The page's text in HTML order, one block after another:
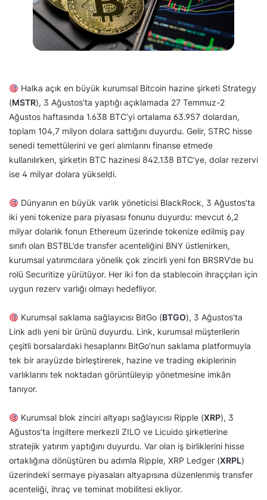
Halka açık en büyük kurumsal Bitcoin hazine şirketi Strategy
(MSTR), 3 Ağustos’ta yaptığı açıklamada 27 Temmuz-2
Ağustos haftasında 1.638 BTC’yi ortalama 63.957 dolardan,
toplam 104,7 milyon dolara sattığını duyurdu. Gelir, STRC hisse
senedi temettülerini ve geri alımlarını finanse etmede
kullanılırken, şirketin BTC hazinesi 842.138 BTC’ye, dolar rezervi
ise 4 milyar dolara yükseldi.
Dünyanın en büyük varlık yöneticisi BlackRock, 3 Ağustos’ta
iki yeni tokenize para piyasası fonunu duyurdu: mevcut 6,2
milyar dolarlık fonun Ethereum üzerinde tokenize edilmiş pay
sınıfı olan BSTBL’de transfer acenteliğini BNY üstlenirken,
kurumsal yatırımcılara yönelik çok zincirli yeni fon BRSRV’de bu
rolü Securitize yürütüyor. Her iki fon da stablecoin ihraççıları için
uygun rezerv varlığı olmayı hedefliyor.
Kurumsal saklama sağlayıcısı BitGo (BTGO), 3 Ağustos’ta
Link adlı yeni bir ürünü duyurdu. Link, kurumsal müşterilerin
çeşitli borsalardaki hesaplarını BitGo’nun saklama platformuyla
tek bir arayüzde birleştirerek, hazine ve trading ekiplerinin
varlıklarını tek noktadan görüntüleyip yönetmesine imkân
tanıyor.
Kurumsal blok zinciri altyapı sağlayıcısı Ripple (XRP), 3
Ağustos’ta İngiltere merkezli ZILO ve Licuido şirketlerine
stratejik yatırım yaptığını duyurdu. Var olan iş birliklerini hisse
ortaklığına dönüştüren bu adımla Ripple, XRP Ledger (XRPL)
üzerindeki sermaye piyasaları altyapısına düzenlenmiş transfer
acenteliği, ihraç ve teminat mobilitesi ekliyor.